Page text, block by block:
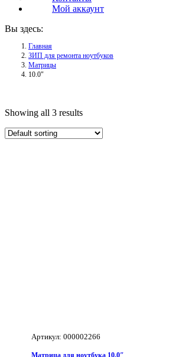
Мой аккаунт
Вы здесь:
Главная
ЗИП для ремонта ноутбуков
Матрицы
10.0"
Showing all 3 results
Артикул: 000002266
Матрица для ноутбука 10.0″